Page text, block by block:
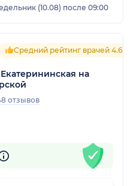
(10.08) после 09:00
Средний рейтинг врачей 4.6
на
отзывов